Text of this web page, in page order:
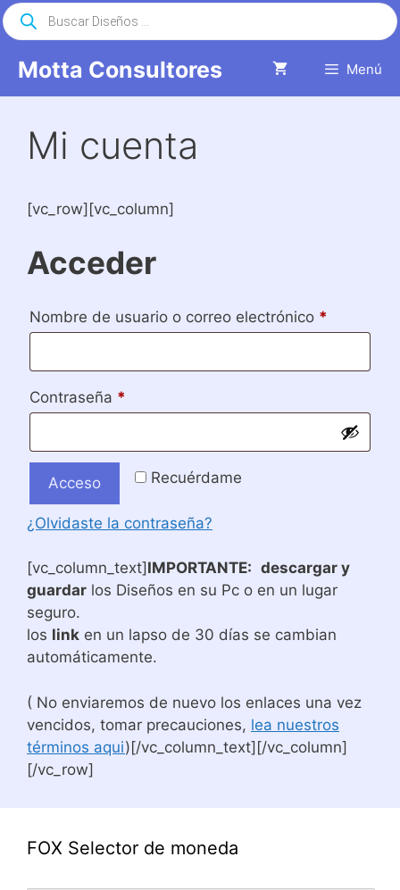
Saltar
al
Motta Consultores Menú
Búsqueda
de
productos
Mi cuenta
[vc_row][vc_column]
Acceder
Nombre de usuario o correo electrónico *
Contraseña *
Recuérdame
Acceso
¿Olvidaste la contraseña?
[vc_column_text] IMPORTANTE: descargar y
guardar los Diseños en su Pc o en un lugar
seguro.
los link en un lapso de 30 días se cambian
automáticamente.
( No enviaremos de nuevo los enlaces una vez
vencidos, tomar precauciones, lea nuestros
términos aqui)[/vc_column_text][/vc_column]
[/vc_row]
FOX Selector de moneda